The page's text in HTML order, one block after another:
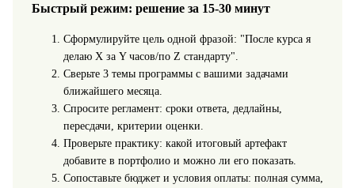
Быстрый режим: решение за 15-30 минут
Сформулируйте цель одной фразой: "После курса я
делаю X за Y часов/по Z стандарту".
Сверьте 3 темы программы с вашими задачами
ближайшего месяца.
Спросите регламент: сроки ответа, дедлайны,
пересдачи, критерии оценки.
Проверьте практику: какой итоговый артефакт
добавите в портфолио и можно ли его показать.
Сопоставьте бюджет и условия оплаты: полная сумма,